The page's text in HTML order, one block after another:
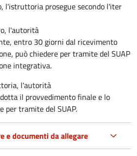
l'istruttoria prosegue secondo l'iter
l'autorità
entro 30 giorni dal ricevimento
può chiedere per tramite del SUAP
integrativa.
l'autorità
il provvedimento finale e lo
per tramite del SUAP.
e documenti da allegare